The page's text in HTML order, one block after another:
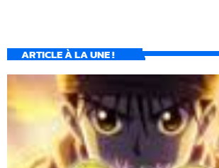
ARTICLE À LA UNE !